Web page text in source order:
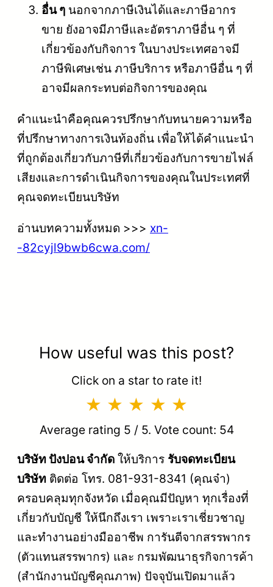
อื่น ๆ นอกจากภาษีเงินได้และภาษีอากร
ขาย ยังอาจมีภาษีและอัตราภาษีอื่น ๆ ที่
เกี่ยวข้องกับกิจการ ในบางประเทศอาจมี
ภาษีพิเศษเช่น ภาษีบริการ หรือภาษีอื่น ๆ ที่
อาจมีผลกระทบต่อกิจการของคุณ
คำแนะนำคือคุณควรปรึกษากับทนายความหรือ
ที่ปรึกษาทางการเงินท้องถิ่น เพื่อให้ได้คำแนะนำ
ที่ถูกต้องเกี่ยวกับภาษีที่เกี่ยวข้องกับการขายไฟล์
เสียงและการดำเนินกิจการของคุณในประเทศที่
คุณจดทะเบียนบริษัท
อ่านบทความทั้งหมด >>> xn-
-82cyjl9bwb6cwa.com/
How useful was this post?
Click on a star to rate it!
Average rating 5 / 5. Vote count: 54
บริษัท ปังปอน จำกัด ให้บริการ รับจดทะเบียน
บริษัท ติดต่อ โทร. 081-931-8341 (คุณจ๋า)
ครอบคลุมทุกจังหวัด เมื่อคุณมีปัญหา ทุกเรื่องที่
เกี่ยวกับบัญชี ให้นึกถึงเรา เพราะเราเชี่ยวชาญ
และทำงานอย่างมืออาชีพ การันตีจากสรรพากร
(ตัวแทนสรรพากร) และ กรมพัฒนาธุรกิจการค้า
(สำนักงานบัญชีคุณภาพ) ปัจจุบันเปิดมาแล้ว